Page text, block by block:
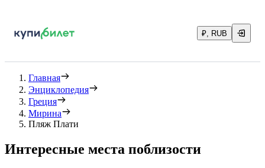
₽, RUB
Главная
Энциклопедия
Греция
Мирина
Пляж Плати
Интересные места поблизости